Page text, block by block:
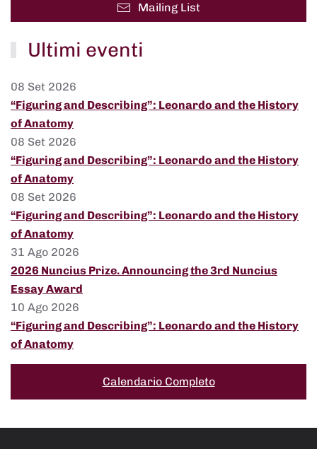
Mailing List
Ultimi eventi
08 Set 2026
“Figuring and Describing”: Leonardo and the History
of Anatomy
08 Set 2026
“Figuring and Describing”: Leonardo and the History
of Anatomy
08 Set 2026
“Figuring and Describing”: Leonardo and the History
of Anatomy
31 Ago 2026
2026 Nuncius Prize. Announcing the 3rd Nuncius
Essay Award
10 Ago 2026
“Figuring and Describing”: Leonardo and the History
of Anatomy
Calendario Completo